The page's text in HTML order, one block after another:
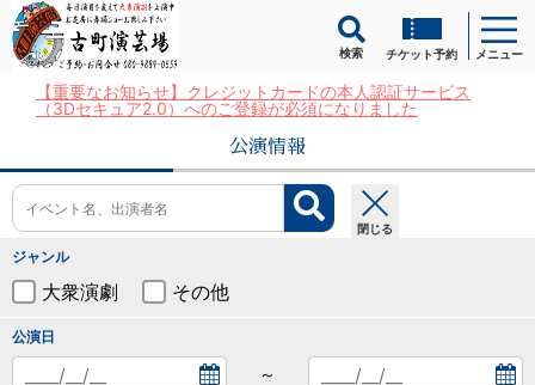
検索 チケット予約 メニュー
【重要なお知らせ】クレジットカードの本人認証サービス
（3Dセキュア2.0）へのご登録が必須になりました
公演情報
閉じる
ジャンル
大衆演劇 その他
公演日
～